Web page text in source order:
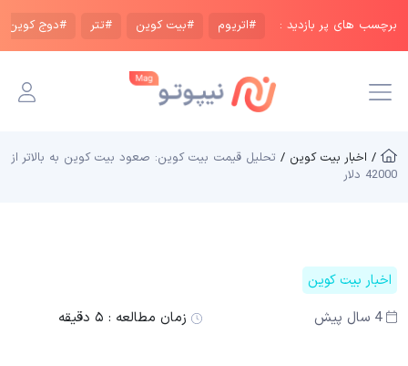
برچسب های پر بازدید : #اتریوم #بیت کوین #تتر #دوج کوین
/ اخبار بیت کوین / تحلیل قیمت بیت کوین: صعود بیت کوین به بالاتر از
42000 دلار
اخبار بیت کوین
4 سال پیش
زمان مطالعه : ۵ دقیقه